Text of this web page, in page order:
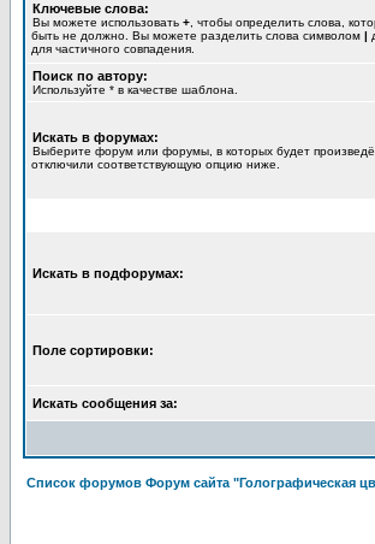
Ключевые слова:
Вы можете использовать + , чтобы определить слова,
быть не должно. Вы можете разделить слова символом |
для частичного совпадения.
Поиск по автору:
Используйте * в качестве шаблона.
Искать в форумах:
Выберите форум или форумы, в которых будет
отключили соответствующую опцию ниже.
Искать в подфорумах:
Поле сортировки:
Искать сообщения за:
Список форумов Форум сайта "Голографическая